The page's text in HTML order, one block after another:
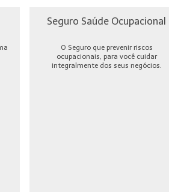
Seguro Saúde Ocupacional
O Seguro que prevenir riscos
ocupacionais, para você cuidar
integralmente dos seus negócios.